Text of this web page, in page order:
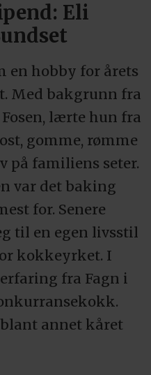
Eli
en hobby for årets
Med bakgrunn fra
lærte hun fra
gomme, rømme
på familiens seter.
var det baking
for. Senere
til en egen livsstil
kokkeyrket. I
fra Fagn i
annet kåret